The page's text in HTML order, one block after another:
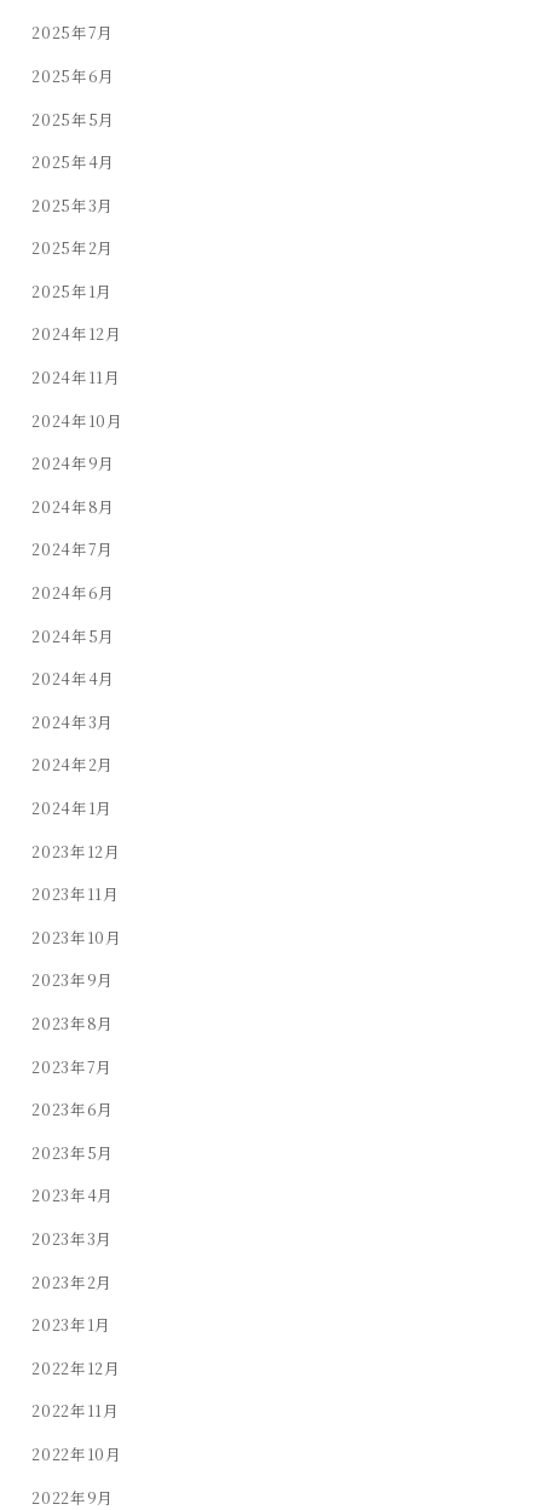
2025年7月
2025年6月
2025年5月
2025年4月
2025年3月
2025年2月
2025年1月
2024年12月
2024年11月
2024年10月
2024年9月
2024年8月
2024年7月
2024年6月
2024年5月
2024年4月
2024年3月
2024年2月
2024年1月
2023年12月
2023年11月
2023年10月
2023年9月
2023年8月
2023年7月
2023年6月
2023年5月
2023年4月
2023年3月
2023年2月
2023年1月
2022年12月
2022年11月
2022年10月
2022年9月